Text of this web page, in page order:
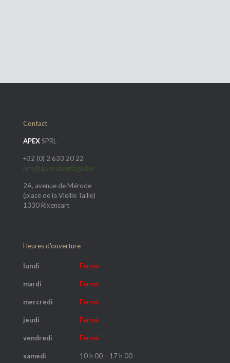
Contact
APEXSPRL
+32 (0) 2 633 20 22
info@apexchauffage.be
2A, avenue de Mérode
(place de la Vieille Taille)
1330 Rixensart
Heures d'ouverture
lundi Fermé
mardi Fermé
mercredi Fermé
jeudi Fermé
vendredi Fermé
samedi 10 h 00 – 17 h 00